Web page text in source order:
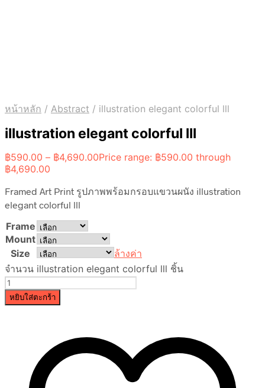
หน้าหลัก / Abstract / illustration elegant colorful lll
illustration elegant colorful lll
฿590.00 – ฿4,690.00Price range: ฿590.00 through
฿4,690.00
Framed Art Print รูปภาพพร้อมกรอบแขวนผนัง illustration
elegant colorful lll
Frame
Mount
Size
ล้างค่า
จำนวน illustration elegant colorful lll ชิ้น
หยิบใส่ตะกร้า